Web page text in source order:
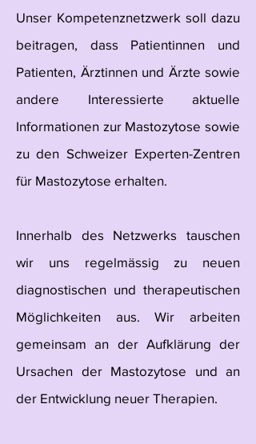
Unser Kompetenznetzwerk soll dazu
beitragen, dass Patientinnen und
Patienten, Ärztinnen und Ärzte sowie
andere Interessierte aktuelle
Informationen zur Mastozytose sowie
zu den Schweizer Experten-Zentren
für Mastozytose erhalten.
Innerhalb des Netzwerks tauschen
wir uns regelmässig zu neuen
diagnostischen und therapeutischen
Möglichkeiten aus. Wir arbeiten
gemeinsam an der Aufklärung der
Ursachen der Mastozytose und an
der Entwicklung neuer Therapien.